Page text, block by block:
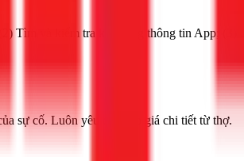
Tìm và kiểm tra kỹ lưỡng thông tin App; (3)
sự cố. Luôn yêu cầu báo giá chi tiết từ thợ.